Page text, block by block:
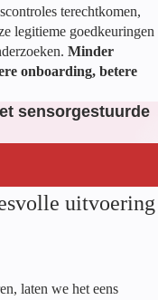
terechtkomen,
legitieme goedkeuringen
Minder
onboarding, betere
sensorgestuurde
uitvoering
laten we het eens